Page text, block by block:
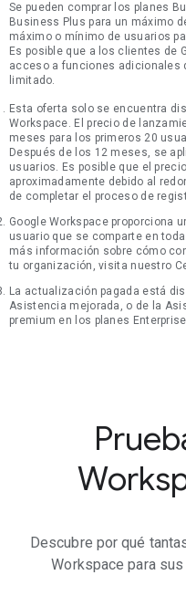
Se pueden comprar los planes
Business Plus para un máximo
máximo o mínimo de usuarios
Es posible que a los clientes de
acceso a funciones adicionales
limitado.
Esta oferta solo se encuentra
Workspace. El precio de
meses para los primeros 20
Después de los 12 meses, se
usuarios. Es posible que el
aproximadamente debido al
de completar el proceso de
Google Workspace proporciona
usuario que se comparte en
más información sobre cómo
tu organización, visita nuestro
La actualización pagada está
Asistencia mejorada, o de la
premium en los planes
Descubre por qué
Workspace para